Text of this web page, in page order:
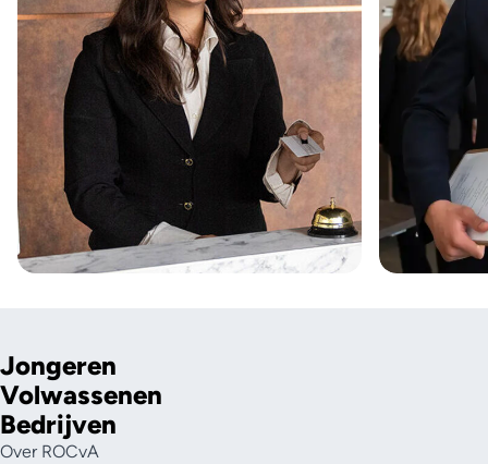
Jongeren
Volwassenen
Bedrijven
Over ROCvA